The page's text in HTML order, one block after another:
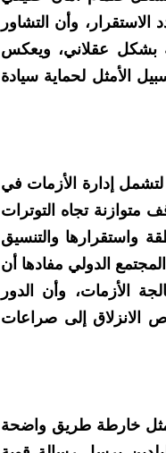
وأن التشاور
بشكل عقلاني، ويعكس
الأمثل لحماية سيادة
إدارة الأزمات في
تجاه التوترات
واستقرارها والتنسيق
الدولي مفادها أن
الأزمات، وأن الدور
الانزلاق إلى صراعات
خارطة طريق واضحة